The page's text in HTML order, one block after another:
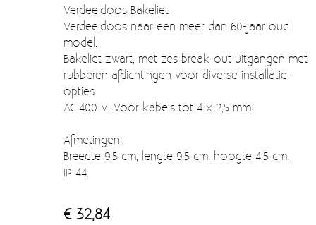
Kastinrichting
Badkamer
Keuken accessoires
Smeg 50s klein elektro
Emaille
Vintage
Verdeeldoos Bakeliet
Verdeeldoos naar een meer dan 60-jaar oud
model.
Bakeliet zwart, met zes break-out uitgangen met
rubberen afdichtingen voor diverse installatie-
opties.
AC 400 V. Voor kabels tot 4 x 2,5 mm.
Afmetingen:
Breedte 9,5 cm, lengte 9,5 cm, hoogte 4,5 cm.
IP 44.
€ 32,84